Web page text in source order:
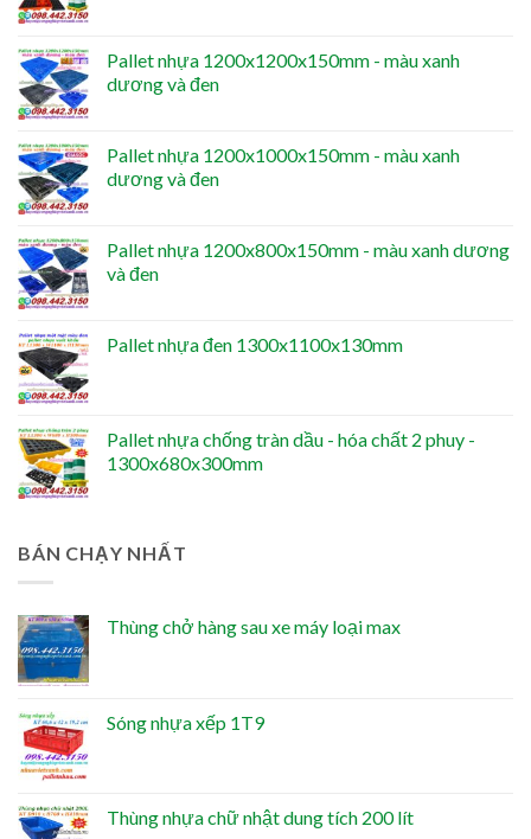
Pallet nhựa 1200x1200x150mm - màu xanh
dương và đen
Pallet nhựa 1200x1000x150mm - màu xanh
dương và đen
Pallet nhựa 1200x800x150mm - màu xanh dương
và đen
Pallet nhựa đen 1300x1100x130mm
Pallet nhựa chống tràn dầu - hóa chất 2 phuy -
1300x680x300mm
BÁN CHẠY NHẤT
Thùng chở hàng sau xe máy loại max
Sóng nhựa xếp 1T9
Thùng nhựa chữ nhật dung tích 200 lít